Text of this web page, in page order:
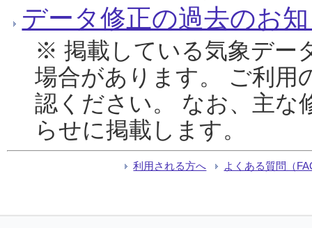
データ修正の過去のお
※ 掲載している気象デー
場合があります。 ご利用
認ください。 なお、主な
らせに掲載します。
利用される方へ よくある質問（